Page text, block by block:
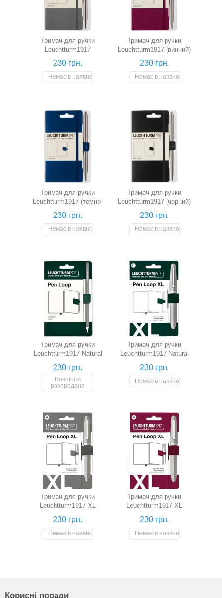
Тримач для ручки
Leuchtturm1917
(антрацитовий)
230 грн.
Немає в наявності
Тримач для ручки
Leuchtturm1917 (винний)
230 грн.
Немає в наявності
Тримач для ручки
Leuchtturm1917 (темно-
синій)
230 грн.
Немає в наявності
Тримач для ручки
Leuchtturm1917 (чорний)
230 грн.
Немає в наявності
Тримач для ручки
Leuchtturm1917 Natural
Colours (лісовий зелений)
230 грн.
Повністю
розпродано
Тримач для ручки
Leuchtturm1917 Natural
Colours XL (лісовий
зелений)
230 грн.
Немає в наявності
Тримач для ручки
Leuchtturm1917 XL
(антрацитовий)
230 грн.
Немає в наявності
Тримач для ручки
Leuchtturm1917 XL
(винний)
230 грн.
Немає в наявності
Корисні поради